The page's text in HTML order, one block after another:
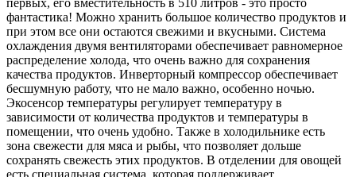
фантастика! Можно хранить большое количество продуктов и
при этом все они остаются свежими и вкусными. Система
охлаждения двумя вентиляторами обеспечивает равномерное
распределение холода, что очень важно для сохранения
качества продуктов. Инверторный компрессор обеспечивает
бесшумную работу, что не мало важно, особенно ночью.
Экосенсор температуры регулирует температуру в
зависимости от количества продуктов и температуры в
помещении, что очень удобно. Также в холодильнике есть
зона свежести для мяса и рыбы, что позволяет дольше
сохранять свежесть этих продуктов. В отделении для овощей
есть специальная система, которая поддерживает